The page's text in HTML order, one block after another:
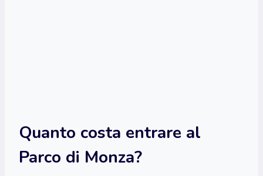
Quanto costa entrare al
Parco di Monza?